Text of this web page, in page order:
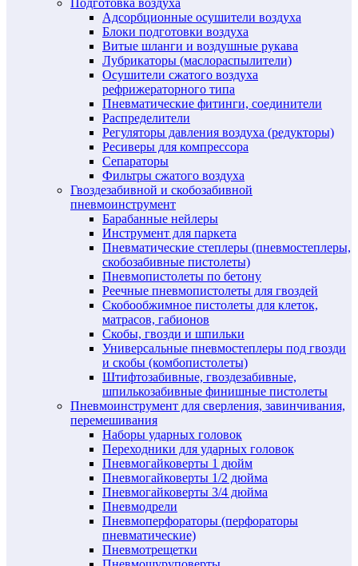
Подготовка воздуха
Адсорбционные осушители воздуха
Блоки подготовки воздуха
Витые шланги и воздушные рукава
Лубрикаторы (маслораспылители)
Осушители сжатого воздуха
рефрижераторного типа
Пневматические фитинги, соединители
Распределители
Регуляторы давления воздуха (редукторы)
Ресиверы для компрессора
Сепараторы
Фильтры сжатого воздуха
Гвоздезабивной и скобозабивной
пневмоинструмент
Барабанные нейлеры
Инструмент для паркета
Пневматические степлеры (пневмостеплеры,
скобозабивные пистолеты)
Пневмопистолеты по бетону
Реечные пневмопистолеты для гвоздей
Скобообжимное пистолеты для клеток,
матрасов, габионов
Скобы, гвозди и шпильки
Универсальные пневмостеплеры под гвозди
и скобы (комбопистолеты)
Штифтозабивные, гвоздезабивные,
шпилькозабивные финишные пистолеты
Пневмоинструмент для сверления, завинчивания,
перемешивания
Наборы ударных головок
Переходники для ударных головок
Пневмогайковерты 1 дюйм
Пневмогайковерты 1/2 дюйма
Пневмогайковерты 3/4 дюйма
Пневмодрели
Пневмоперфораторы (перфораторы
пневматические)
Пневмотрещетки